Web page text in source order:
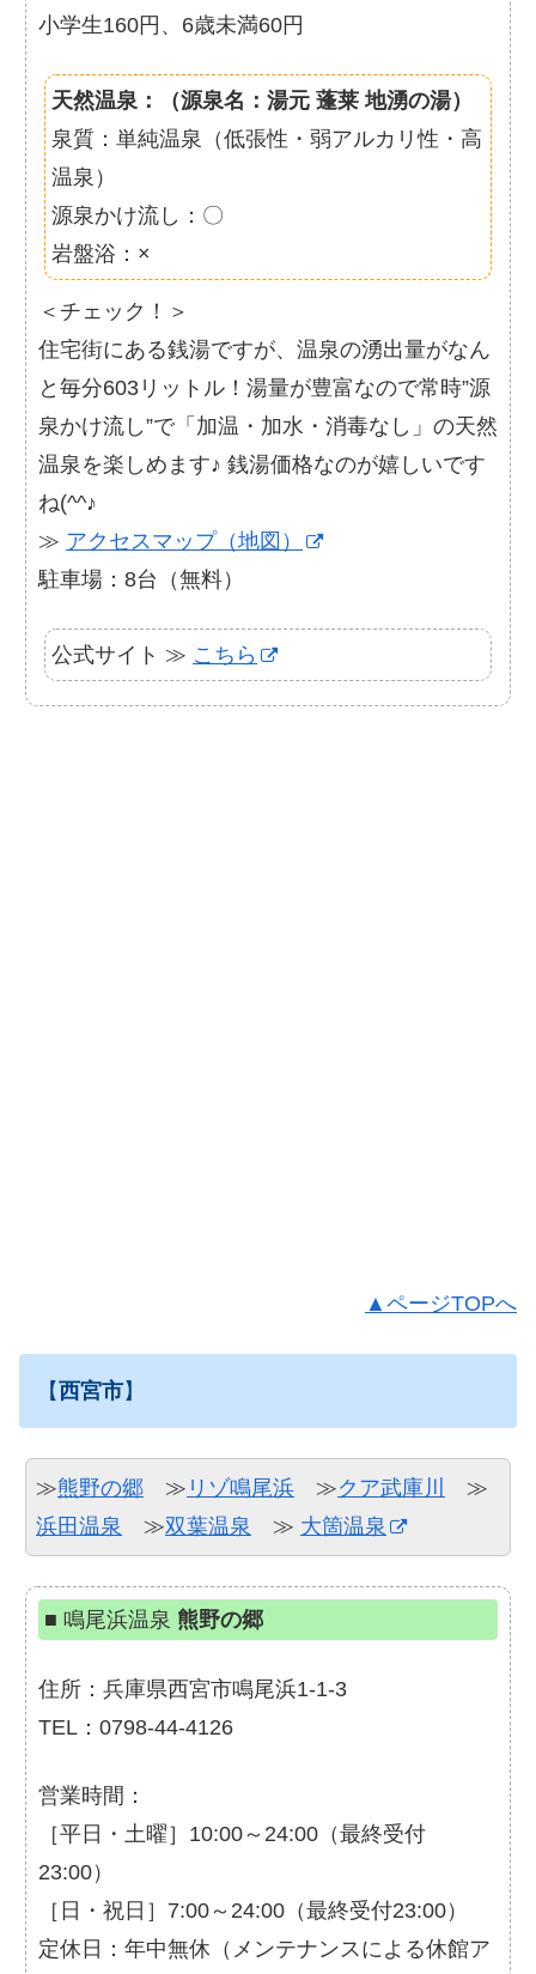
小学生160円、6歳未満60円
天然温泉：（源泉名：湯元 蓬莱 地湧の湯）
泉質：単純温泉（低張性・弱アルカリ性・高
温泉）
源泉かけ流し：〇
岩盤浴：×
＜チェック！＞
住宅街にある銭湯ですが、温泉の湧出量がなん
と毎分603リットル！湯量が豊富なので常時”源
泉かけ流し”で「加温・加水・消毒なし」の天然
温泉を楽しめます♪ 銭湯価格なのが嬉しいです
ね(^^♪
≫ アクセスマップ（地図）
駐車場：8台（無料）
公式サイト ≫ こちら
▲ページTOPへ
【西宮市】
≫熊野の郷 ≫ リゾ鳴尾浜 ≫クア武庫川
≫
浜田温泉 ≫双葉温泉 ≫ 大箇温泉
■ 鳴尾浜温泉 熊野の郷
住所：兵庫県西宮市鳴尾浜1-1-3
TEL：0798-44-4126
営業時間：
［平日・土曜］10:00～24:00（最終受付
23:00）
［日・祝日］7:00～24:00（最終受付23:00）
定休日：年中無休（メンテナンスによる休館ア